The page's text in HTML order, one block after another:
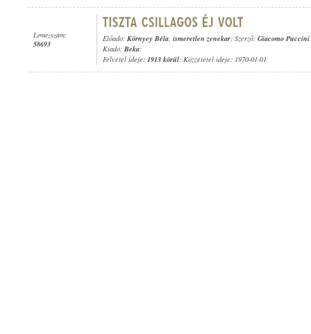
Lemezszám:
58693
Előadó: Környey Béla, ismeretlen zenekar; Szerző: Giacomo Puccini
Kiadó: Beka;
Felvétel ideje: 1913 körül; Közzététel ideje: 1970-01-01